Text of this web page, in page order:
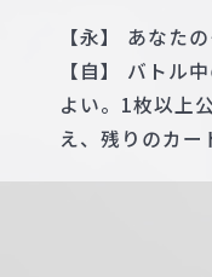
【永】 あなた
【自】 バトル
よい。1枚以上
え、残りのカー